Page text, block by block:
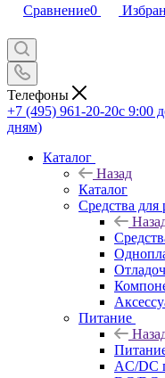
Сравнение0
Телефоны
+7 (495) 961-20-20с 9:00
дням)
Каталог
Назад
Каталог
Средства для
Питание
AC/DC